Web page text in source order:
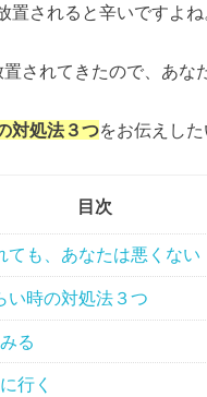
されると辛いですよね
されてきたので、あな
対処法３つをお伝えした
目次
ても、あなたは悪くない
い時の対処法３つ
る
行く